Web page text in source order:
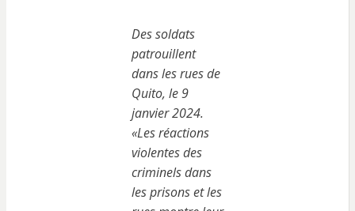
Des soldats
patrouillent
dans les rues de
Quito, le 9
janvier 2024.
«Les réactions
violentes des
criminels dans
les prisons et les